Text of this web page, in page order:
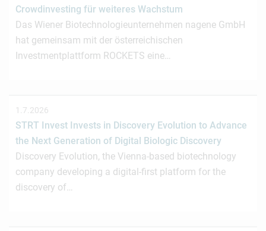
Crowdinvesting für weiteres Wachstum
Das Wiener Biotechnologieunternehmen nagene GmbH
hat gemeinsam mit der österreichischen
Investmentplattform ROCKETS eine…
1.7.2026
STRT Invest Invests in Discovery Evolution to Advance
the Next Generation of Digital Biologic Discovery
Discovery Evolution, the Vienna-based biotechnology
company developing a digital-first platform for the
discovery of…